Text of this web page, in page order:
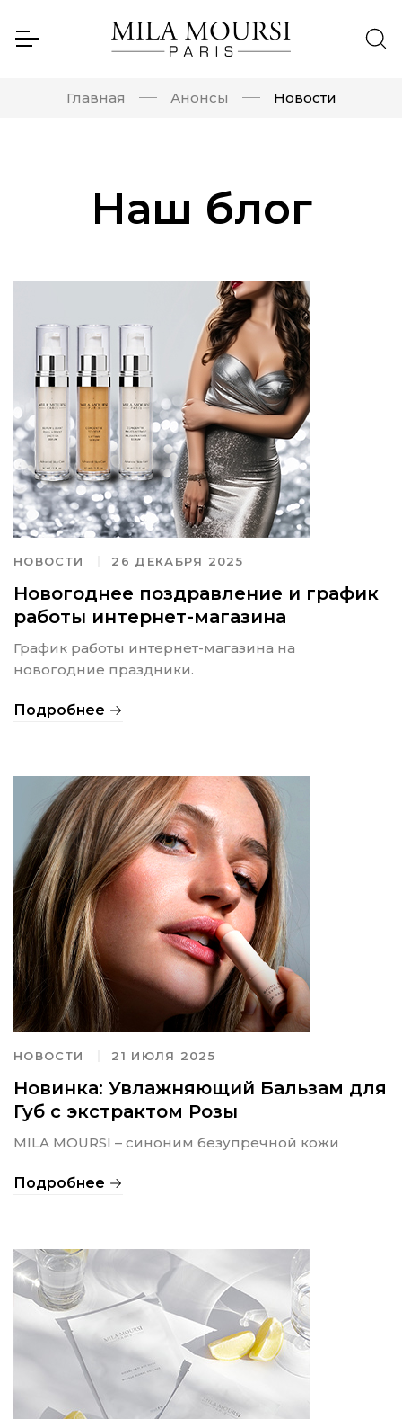
Главная Анонсы Новости
Наш блог
НОВОСТИ 26 ДЕКАБРЯ 2025
Новогоднее поздравление и график
работы интернет-магазина
График работы интернет-магазина на
новогодние праздники.
Подробнее
НОВОСТИ 21 ИЮЛЯ 2025
Новинка: Увлажняющий Бальзам для
Губ c экстрактом Розы
MILA MOURSI – синоним безупречной кожи
Подробнее